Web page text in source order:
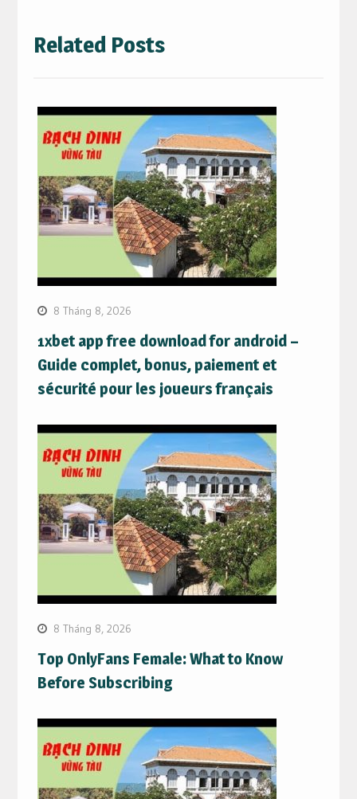
Related Posts
8 Tháng 8, 2026
1xbet app free download for android –
Guide complet, bonus, paiement et
sécurité pour les joueurs français
8 Tháng 8, 2026
Top OnlyFans Female: What to Know
Before Subscribing